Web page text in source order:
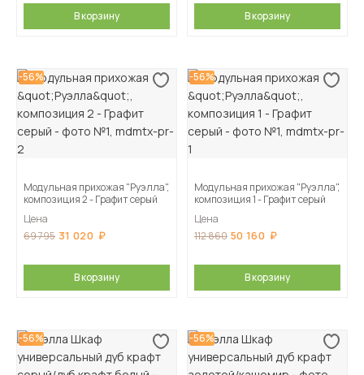
В корзину В корзину
-56%
Модульная прихожая "Руэлла",
композиция 2 - Графит серый
Цена
69 795 31 020
В корзину
-56%
Модульная прихожая "Руэлла",
композиция 1 - Графит серый
Цена
112 860 50 160
В корзину
-56% -56%